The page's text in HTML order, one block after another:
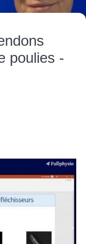
poulies -